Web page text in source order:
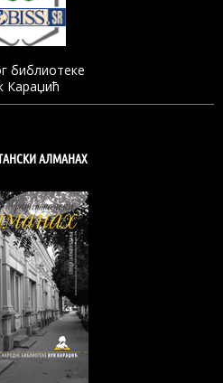
библиотеке
Караџић
АЛМАНАХ